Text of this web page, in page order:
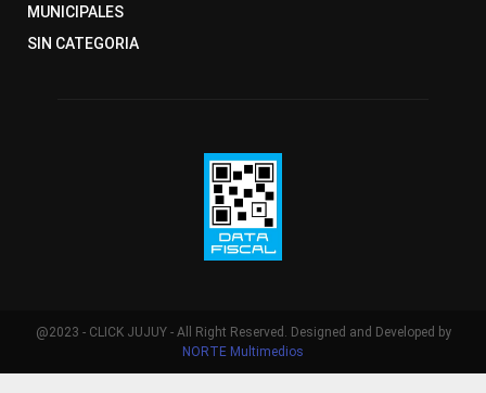
MUNICIPALES
SIN CATEGORIA
@2023 - CLICK JUJUY - All Right Reserved. Designed and Developed by
NORTE Multimedios